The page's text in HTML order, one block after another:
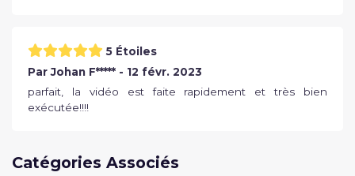
5 Étoiles
Par Johan F***** - 12 févr. 2023
parfait, la vidéo est faite rapidement et très bien
exécutée!!!!
Catégories Associés